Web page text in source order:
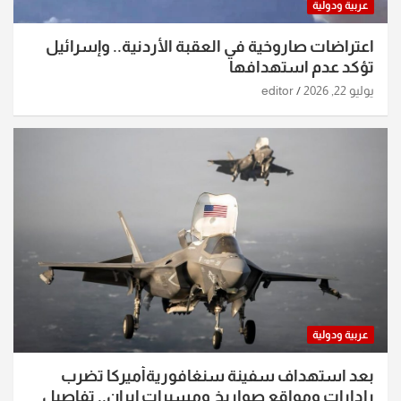
عربية ودولية
اعتراضات صاروخية في العقبة الأردنية.. وإسرائيل
تؤكد عدم استهدافها
يوليو 22, 2026 editor
عربية ودولية
بعد استهداف سفينة سنغافوريةأميركا تضرب
رادارات ومواقع صواريخ ومسيرات إيران.. تفاصيل